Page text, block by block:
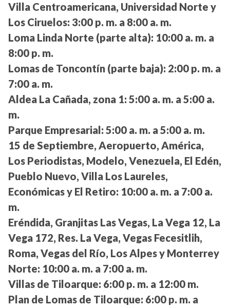
Villa Centroamericana, Universidad Norte y
Los Ciruelos: 3:00 p. m. a 8:00 a. m.
Loma Linda Norte (parte alta): 10:00 a. m. a
8:00 p. m.
Lomas de Toncontín (parte baja): 2:00 p. m. a
7:00 a. m.
Aldea La Cañada, zona 1: 5:00 a. m. a 5:00 a.
m.
Parque Empresarial: 5:00 a. m. a 5:00 a. m.
15 de Septiembre, Aeropuerto, América,
Los Periodistas, Modelo, Venezuela, El Edén,
Pueblo Nuevo, Villa Los Laureles,
Económicas y El Retiro: 10:00 a. m. a 7:00 a.
m.
Eréndida, Granjitas Las Vegas, La Vega 12, La
Vega 172, Res. La Vega, Vegas Fecesitlih,
Roma, Vegas del Río, Los Alpes y Monterrey
Norte: 10:00 a. m. a 7:00 a. m.
Villas de Tiloarque: 6:00 p. m. a 12:00 m.
Plan de Lomas de Tiloarque: 6:00 p. m. a